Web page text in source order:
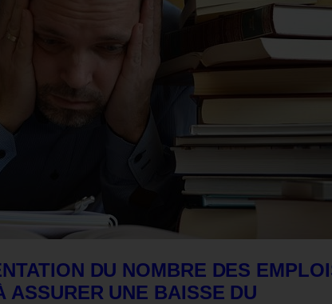
DU NOMBRE DES
ASSURER UNE BAISSE DU